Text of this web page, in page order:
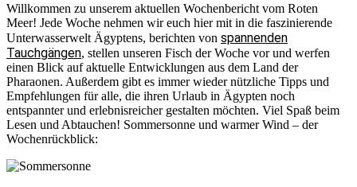
Willkommen zu unserem aktuellen Wochenbericht vom Roten
Meer! Jede Woche nehmen wir euch hier mit in die faszinierende
Unterwasserwelt Ägyptens, berichten von spannenden
Tauchgängen, stellen unseren Fisch der Woche vor und werfen
einen Blick auf aktuelle Entwicklungen aus dem Land der
Pharaonen. Außerdem gibt es immer wieder nützliche Tipps und
Empfehlungen für alle, die ihren Urlaub in Ägypten noch
entspannter und erlebnisreicher gestalten möchten. Viel Spaß beim
Lesen und Abtauchen! Sommersonne und warmer Wind – der
Wochenrückblick: